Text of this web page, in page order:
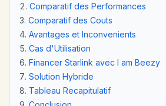
Comparatif des Performances
Comparatif des Couts
Avantages et Inconvenients
Cas d'Utilisation
Financer Starlink avec I am Beezy
Solution Hybride
Tableau Recapitulatif